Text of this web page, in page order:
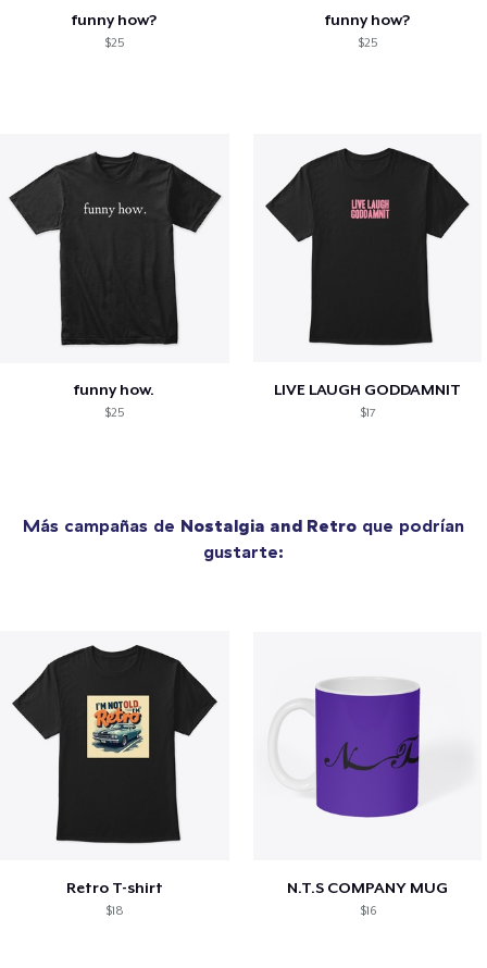
funny how?
$25
funny how?
$25
funny how.
$25
LIVE LAUGH GODDAMNIT
$17
Más campañas de Nostalgia and Retro que podrían
gustarte:
Retro T-shirt
$18
N.T.S COMPANY MUG
$16